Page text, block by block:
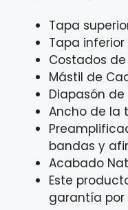
Tapa
Tapa inferior
Costados
Mástil de
Diapasón de
Ancho de la
bandas y
Acabado
Este
garantía